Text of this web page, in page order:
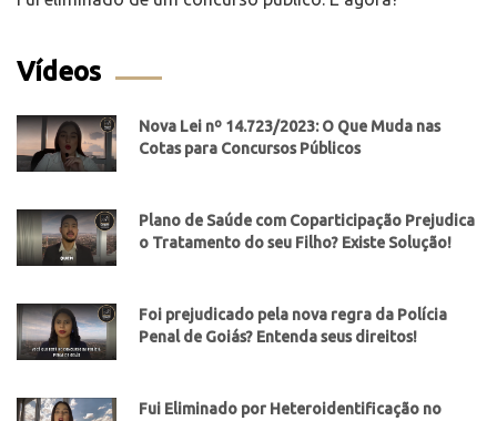
Vídeos
Nova Lei nº 14.723/2023: O Que Muda nas
Cotas para Concursos Públicos
Plano de Saúde com Coparticipação Prejudica
o Tratamento do seu Filho? Existe Solução!
Foi prejudicado pela nova regra da Polícia
Penal de Goiás? Entenda seus direitos!
Fui Eliminado por Heteroidentificação no